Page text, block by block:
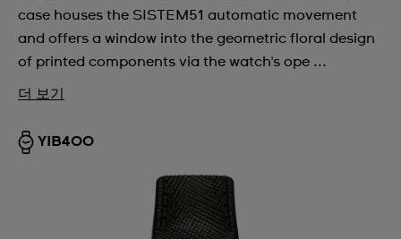
case houses the SISTEM51 automatic movement
and offers a window into the geometric floral design
of printed components via the watch's ope ...
더 보기
YIB400